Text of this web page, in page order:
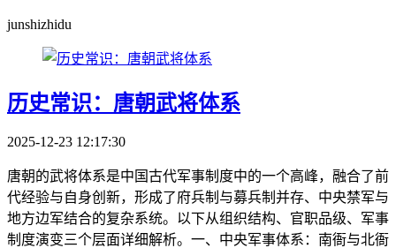
junshizhidu
历史常识：唐朝武将体系
2025-12-23 12:17:30
唐朝的武将体系是中国古代军事制度中的一个高峰，融合了前
代经验与自身创新，形成了府兵制与募兵制并存、中央禁军与
地方边军结合的复杂系统。以下从组织结构、官职品级、军事
制度演变三个层面详细解析。一、中央军事体系：南衙与北衙